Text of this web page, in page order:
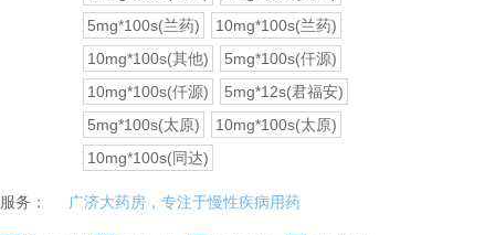
5mg*100s(兰药)
10mg*100s(兰药)
10mg*100s(其他)
5mg*100s(仟源)
10mg*100s(仟源)
5mg*12s(君福安)
5mg*100s(太原)
10mg*100s(太原)
10mg*100s(同达)
服务： 广济大药房，专注于慢性疾病用药